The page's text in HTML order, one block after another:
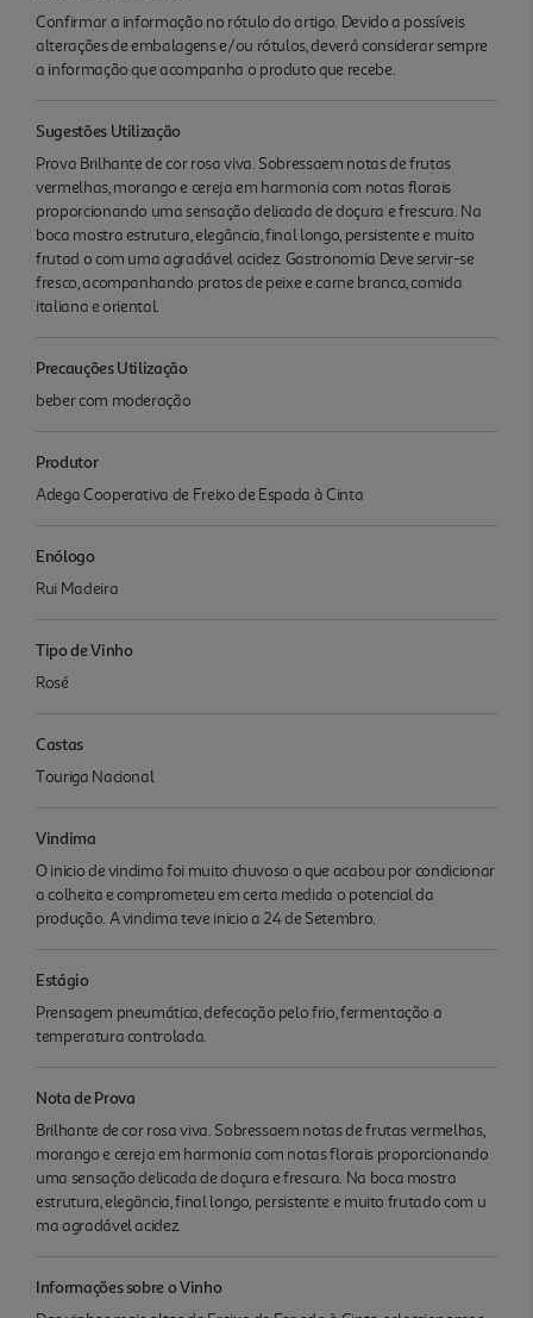
Confirmar a informação no rótulo do artigo. Devido a possíveis
alterações de embalagens e/ou rótulos, deverá considerar sempre
a informação que acompanha o produto que recebe.
Sugestões Utilização
Prova Brilhante de cor rosa viva. Sobressaem notas de frutas
vermelhas, morango e cereja em harmonia com notas florais
proporcionando uma sensação delicada de doçura e frescura. Na
boca mostra estrutura, elegância, final longo, persistente e muito
frutad o com uma agradável acidez. Gastronomia Deve servir-se
fresco, acompanhando pratos de peixe e carne branca, comida
italiana e oriental.
Precauções Utilização
beber com moderação
Produtor
Adega Cooperativa de Freixo de Espada à Cinta
Enólogo
Rui Madeira
Tipo de Vinho
Rosé
Castas
Touriga Nacional
Vindima
O inicio de vindima foi muito chuvoso o que acabou por condicionar
a colheita e comprometeu em certa medida o potencial da
produção. A vindima teve inicio a 24 de Setembro.
Estágio
Prensagem pneumática, defecação pelo frio, fermentação a
temperatura controlada.
Nota de Prova
Brilhante de cor rosa viva. Sobressaem notas de frutas vermelhas,
morango e cereja em harmonia com notas florais proporcionando
uma sensação delicada de doçura e frescura. Na boca mostra
estrutura, elegância, final longo, persistente e muito frutado com u
ma agradável acidez.
Informações sobre o Vinho